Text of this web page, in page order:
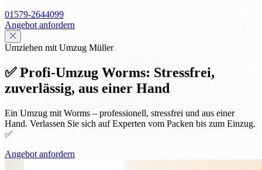
01579-2644099
Angebot anfordern
Umziehen mit Umzug Müller
✅ Profi-Umzug Worms: Stressfrei,
zuverlässig, aus einer Hand
Ein Umzug mit Worms – professionell, stressfrei und aus einer
Hand. Verlassen Sie sich auf Experten vom Packen bis zum Einzug.
✅
Angebot anfordern